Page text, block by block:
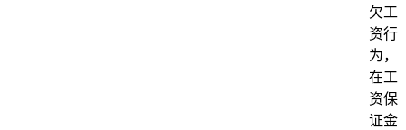
欠工
资行
为，
在工
资保
证金